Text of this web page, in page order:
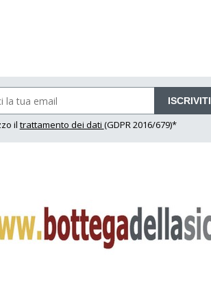
ISCRIVITI
il trattamento dei dati (GDPR 2016/679)*